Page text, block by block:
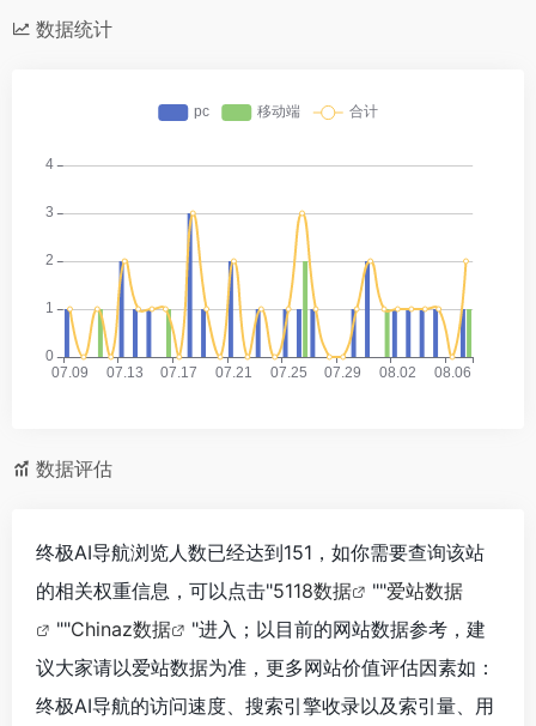
数据统计
数据评估
终极AI导航浏览人数已经达到151，如你需要查询该站
的相关权重信息，可以点击"5118数据 ""爱站数据
""Chinaz数据
"进入；以目前的网站数据参考，建
议大家请以爱站数据为准，更多网站价值评估因素如：
终极AI导航的访问速度、搜索引擎收录以及索引量、用